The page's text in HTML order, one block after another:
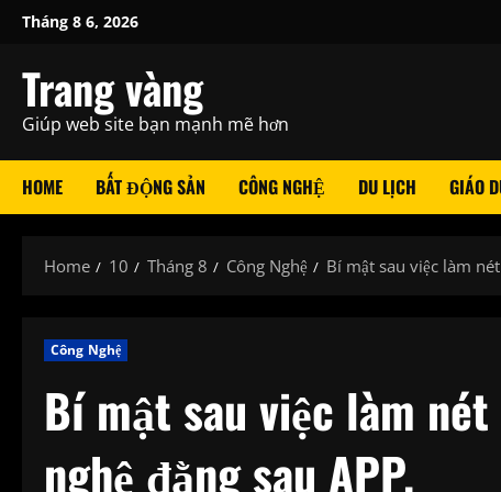
Skip
content
Tháng 8 6, 2026
Trang vàng
Giúp web site bạn mạnh mẽ hơn
HOME BẤT ĐỘNG SẢN CÔNG NGHỆ DU LỊCH GIÁO
Home 10 Tháng 8 Công Nghệ Bí mật sau việc làm
Công Nghệ
Bí mật sau việc làm
nghệ đằng sau APP.